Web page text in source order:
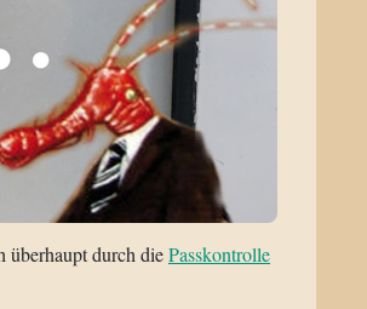
überhaupt durch diePasskontrolle